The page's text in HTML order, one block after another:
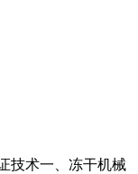
技术一、冻干机械